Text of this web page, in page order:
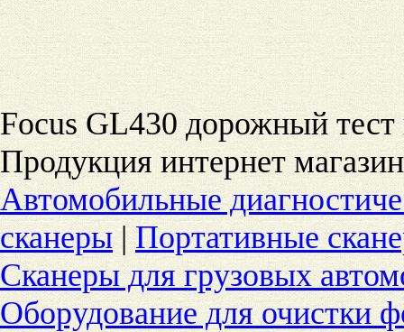
Focus GL430 дорожный
Продукция интернет
Автомобильные
сканеры | Портативные
Сканеры для грузовых
Оборудование для очистки